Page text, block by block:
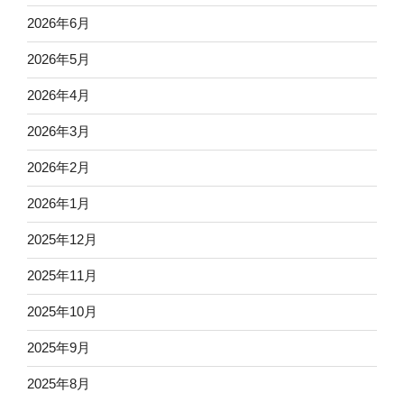
2026年6月
2026年5月
2026年4月
2026年3月
2026年2月
2026年1月
2025年12月
2025年11月
2025年10月
2025年9月
2025年8月